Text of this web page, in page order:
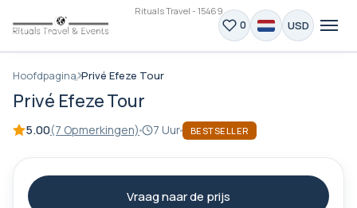
Rituals Travel - 15469
0 USD
Hoofdpagina Privé Efeze Tour
Privé Efeze Tour
5.00(7 Opmerkingen) 7 Uur BESTSELLER
Vraag naar de prijs